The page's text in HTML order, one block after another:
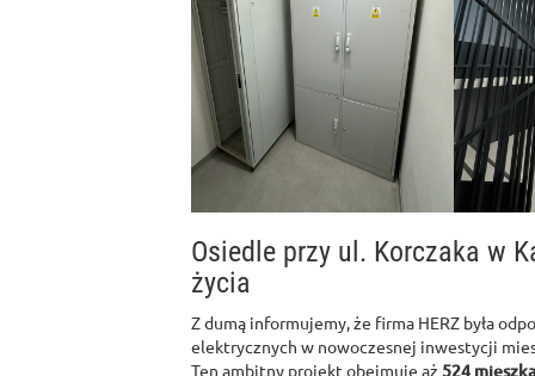
Osiedle przy ul. Korczaka w
życia
Z dumą informujemy, że firma HERZ była
elektrycznych w nowoczesnej inwestycji
Ten ambitny projekt obejmuje aż 524